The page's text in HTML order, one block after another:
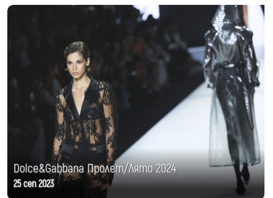
Dolce&Gabbana Пролет/Лято 2024
25 сеп 2023